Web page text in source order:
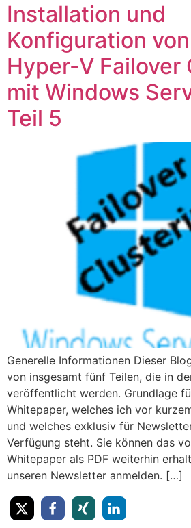
Installation und
Konfiguration
Hyper-V Failover
mit Windows
Teil 5
Generelle Informationen Dieser
von insgesamt fünf Teilen, die in
veröffentlicht werden. Grundlage
Whitepaper, welches ich vor
und welches exklusiv für
Verfügung steht. Sie können das
Whitepaper als PDF weiterhin
unseren Newsletter anmelden. […]